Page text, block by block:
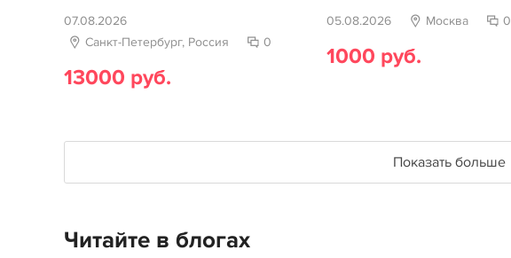
07.08.2026
Санкт-Петербург, Россия
0
13000 руб.
05.08.2026 Москва 0
1000 руб.
Показать больше
Читайте в блогах